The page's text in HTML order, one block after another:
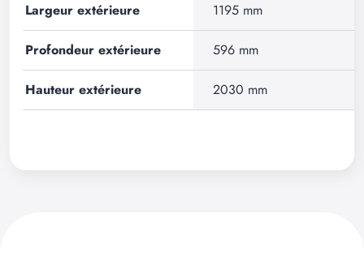
Largeur extérieure 1195 mm
Profondeur extérieure 596 mm
Hauteur extérieure 2030 mm